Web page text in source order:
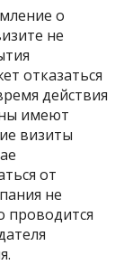
о
не
отказаться
действия
имеют
визиты
от
не
проводится